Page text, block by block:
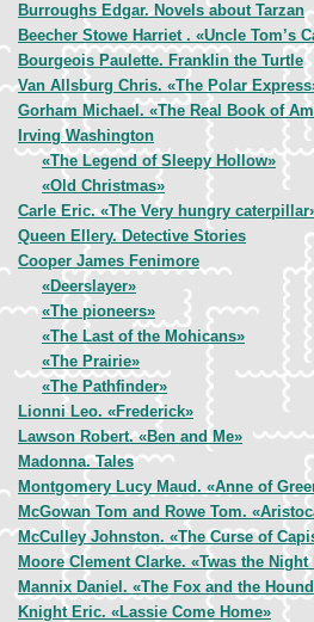
Burroughs Edgar. Novels about Tarzan
Beecher Stowe Harriet . «Uncle Tom’s
Bourgeois Paulette. Franklin the Turtle
Van Allsburg Chris. «The Polar
Gorham Michael. «The Real Book of
Irving Washington
«The Legend of Sleepy Hollow»
«Old Christmas»
Carle Eric. «The Very hungry
Queen Ellery. Detective Stories
Cooper James Fenimore
«Deerslayer»
«The pioneers»
«The Last of the Mohicans»
«Тhe Prairie»
«The Pathfinder»
Lionni Leo. «Frederick»
Lawson Robert. «Ben and Me»
Madonna. Tales
Montgomery Lucy Maud. «Anne of
McGowan Tom and Rowe Tom.
McCulley Johnston. «The Curse of
Moore Clement Clarke. «Twas the
Mannix Daniel. «The Fox and the
Knight Eric. «Lassie Come Home»